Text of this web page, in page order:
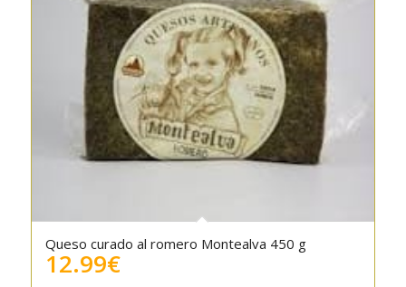
5.00
Queso curado al romero Montealva 450 g
12.99€